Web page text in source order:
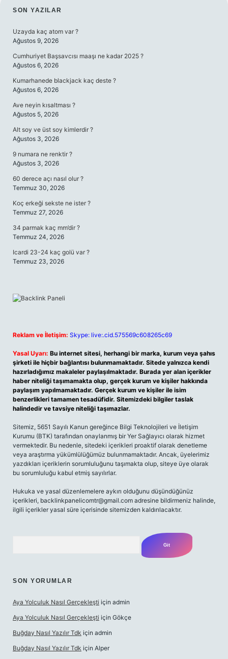
SIDEBAR
SON YAZILAR
Uzayda kaç atom var ?
Ağustos 9, 2026
Cumhuriyet Başsavcısı maaşı ne kadar 2025 ?
Ağustos 6, 2026
Kumarhanede blackjack kaç deste ?
Ağustos 6, 2026
Ave neyin kısaltması ?
Ağustos 5, 2026
Alt soy ve üst soy kimlerdir ?
Ağustos 3, 2026
9 numara ne renktir ?
Ağustos 3, 2026
60 derece açı nasıl olur ?
Temmuz 30, 2026
Koç erkeği sekste ne ister ?
Temmuz 27, 2026
34 parmak kaç mm’dir ?
Temmuz 24, 2026
Icardi 23-24 kaç golü var ?
Temmuz 23, 2026
Reklam ve İletişim: Skype: live:.cid.575569c608265c69
Yasal Uyarı: Bu internet sitesi, herhangi bir marka, kurum veya şahıs
şirketi ile hiçbir bağlantısı bulunmamaktadır. Sitede yalnızca kendi
hazırladığımız makaleler paylaşılmaktadır. Burada yer alan içerikler
haber niteliği taşımamakta olup, gerçek kurum ve kişiler hakkında
paylaşım yapılmamaktadır. Gerçek kurum ve kişiler ile isim
benzerlikleri tamamen tesadüfidir. Sitemizdeki bilgiler taslak
halindedir ve tavsiye niteliği taşımazlar.
Sitemiz, 5651 Sayılı Kanun gereğince Bilgi Teknolojileri ve İletişim
Kurumu (BTK) tarafından onaylanmış bir Yer Sağlayıcı olarak hizmet
vermektedir. Bu nedenle, sitedeki içerikleri proaktif olarak denetleme
veya araştırma yükümlülüğümüz bulunmamaktadır. Ancak, üyelerimiz
yazdıkları içeriklerin sorumluluğunu taşımakta olup, siteye üye olarak
bu sorumluluğu kabul etmiş sayılırlar.
Hukuka ve yasal düzenlemelere aykırı olduğunu düşündüğünüz
içerikleri, backlinkpanelicomtr@gmail.com adresine bildirmeniz halinde,
ilgili içerikler yasal süre içerisinde sitemizden kaldırılacaktır.
SON YORUMLAR
Aya Yolculuk Nasıl Gerçekleşti için admin
Aya Yolculuk Nasıl Gerçekleşti için Gökçe
Buğday Nasıl Yazılır Tdk için admin
Buğday Nasıl Yazılır Tdk için Alper